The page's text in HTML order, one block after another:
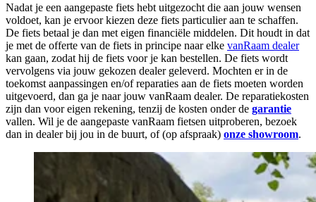
Nadat je een aangepaste fiets hebt uitgezocht die aan jouw wensen
voldoet, kan je ervoor kiezen deze fiets particulier aan te schaffen.
De fiets betaal je dan met eigen financiële middelen. Dit houdt in dat
je met de offerte van de fiets in principe naar elke vanRaam dealer
kan gaan, zodat hij de fiets voor je kan bestellen. De fiets wordt
vervolgens via jouw gekozen dealer geleverd. Mochten er in de
toekomst aanpassingen en/of reparaties aan de fiets moeten worden
uitgevoerd, dan ga je naar jouw vanRaam dealer. De reparatiekosten
zijn dan voor eigen rekening, tenzij de kosten onder de garantie
vallen. Wil je de aangepaste vanRaam fietsen uitproberen, bezoek
dan in dealer bij jou in de buurt, of (op afspraak) onze showroom.